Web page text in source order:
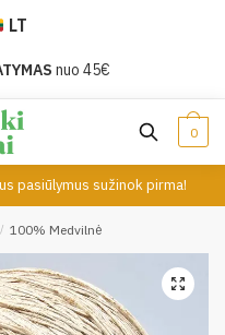
LT
nuo 45€
0
pasiūlymus sužinok pirma!
/ 100% Medvilnė